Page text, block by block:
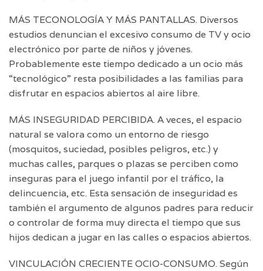
MÁS TECONOLOGÍA Y MÁS PANTALLAS. Diversos
estudios denuncian el excesivo consumo de TV y ocio
electrónico por parte de niños y jóvenes.
Probablemente este tiempo dedicado a un ocio más
“tecnológico” resta posibilidades a las familias para
disfrutar en espacios abiertos al aire libre.
MÁS INSEGURIDAD PERCIBIDA. A veces, el espacio
natural se valora como un entorno de riesgo
(mosquitos, suciedad, posibles peligros, etc.) y
muchas calles, parques o plazas se perciben como
inseguras para el juego infantil por el tráfico, la
delincuencia, etc. Esta sensación de inseguridad es
también el argumento de algunos padres para reducir
o controlar de forma muy directa el tiempo que sus
hijos dedican a jugar en las calles o espacios abiertos.
VINCULACIÓN CRECIENTE OCIO-CONSUMO. Según